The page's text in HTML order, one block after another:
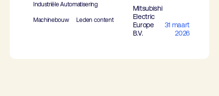
Industriële Automatisering
Machinebouw Leden content
Mitsubishi
Electric
Europe
B.V.
31 maart
2026